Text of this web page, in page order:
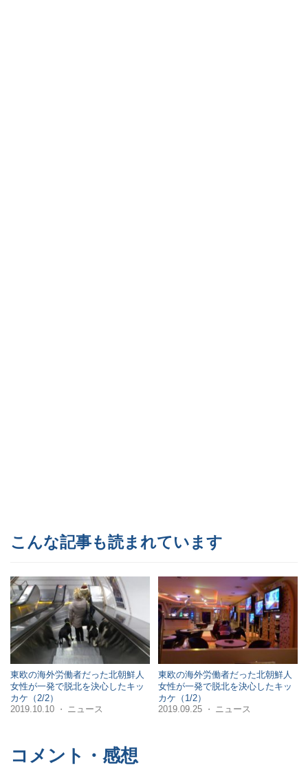
こんな記事も読まれています
東欧の海外労働者だった北朝鮮人
女性が一発で脱北を決心したキッ
カケ（2/2）
2019.10.10
・ ニュース
東欧の海外労働者だった北朝鮮人
女性が一発で脱北を決心したキッ
カケ（1/2）
2019.09.25
・ ニュース
コメント・感想